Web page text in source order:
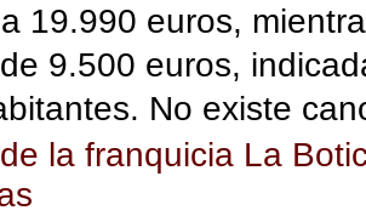
19.990 euros,
9.500 euros,
No existe
la franquicia La